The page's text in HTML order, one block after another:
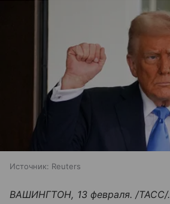
Источник: Reuters
ВАШИНГТОН, 13 февраля. /ТАСС/.